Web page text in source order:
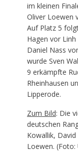
im kleinen
Oliver Loewen
Auf Platz 5
Hagen vor
Daniel Nass
wurde Sven
9 erkämpfte
Rheinhausen
Lipperode.
Zum Bild: Die
deutschen
Kowallik,
Loewen. (Foto: